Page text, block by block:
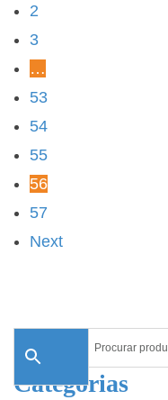
2
3
…
53
54
55
56
57
Next
Categorias